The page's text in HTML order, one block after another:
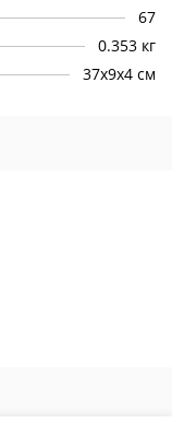
67
0.353 кг
37х9х4 см